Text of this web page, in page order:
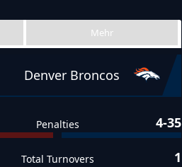
Mehr
Denver Broncos
Penalties 4-35
Total Turnovers 1